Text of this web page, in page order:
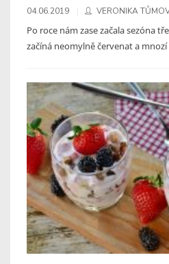
04.06.2019 VERONIKA
Po roce nám zase začala sezóna
začíná neomylně červenat a